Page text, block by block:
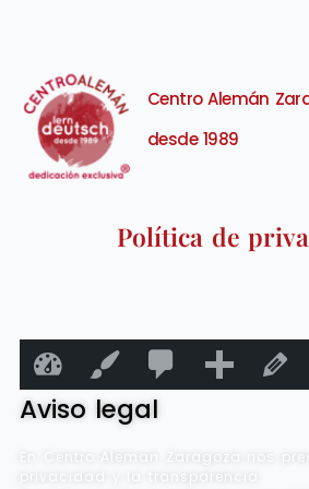
Centro Alemán
desde 1989
Política de
Centro Alemán Zaragoza
Personalizar
comentarios
moderación
ñ
Aviso legal
En Centro Aleman Zaragoza nos
privacidad y la transparencia.